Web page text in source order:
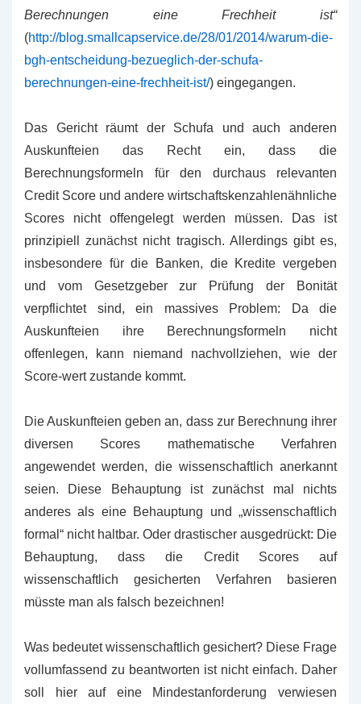
Berechnungen eine Frechheit ist“
(http://blog.smallcapservice.de/28/01/2014/warum-die-
bgh-entscheidung-bezueglich-der-schufa-
berechnungen-eine-frechheit-ist/) eingegangen.
Das Gericht räumt der Schufa und auch anderen
Auskunfteien das Recht ein, dass die
Berechnungsformeln für den durchaus relevanten
Credit Score und andere wirtschaftskenzahlenähnliche
Scores nicht offengelegt werden müssen. Das ist
prinzipiell zunächst nicht tragisch. Allerdings gibt es,
insbesondere für die Banken, die Kredite vergeben
und vom Gesetzgeber zur Prüfung der Bonität
verpflichtet sind, ein massives Problem: Da die
Auskunfteien ihre Berechnungsformeln nicht
offenlegen, kann niemand nachvollziehen, wie der
Score-wert zustande kommt.
Die Auskunfteien geben an, dass zur Berechnung ihrer
diversen Scores mathematische Verfahren
angewendet werden, die wissenschaftlich anerkannt
seien. Diese Behauptung ist zunächst mal nichts
anderes als eine Behauptung und „wissenschaftlich
formal“ nicht haltbar. Oder drastischer ausgedrückt: Die
Behauptung, dass die Credit Scores auf
wissenschaftlich gesicherten Verfahren basieren
müsste man als falsch bezeichnen!
Was bedeutet wissenschaftlich gesichert? Diese Frage
vollumfassend zu beantworten ist nicht einfach. Daher
soll hier auf eine Mindestanforderung verwiesen